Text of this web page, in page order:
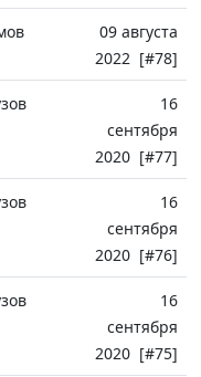
09 августа
2022 [#78]
16
сентября
2020 [#77]
16
сентября
2020 [#76]
16
сентября
2020 [#75]